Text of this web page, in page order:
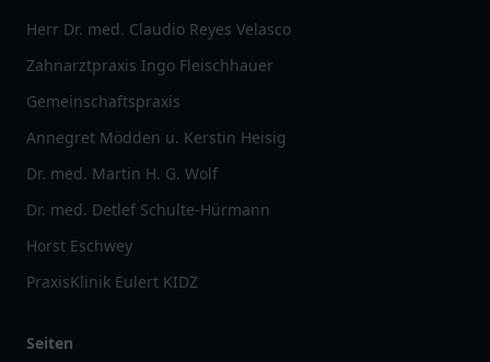
Herr Dr. med. Claudio Reyes Velasco
Zahnarztpraxis Ingo Fleischhauer
Gemeinschaftspraxis
Annegret Mödden u. Kerstin Heisig
Dr. med. Martin H. G. Wolf
Dr. med. Detlef Schulte-Hürmann
Horst Eschwey
PraxisKlinik Eulert KIDZ
Seiten